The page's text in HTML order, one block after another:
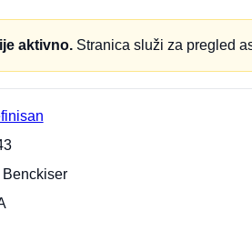
aktivno.Stranica služi za pregled
Benckiser